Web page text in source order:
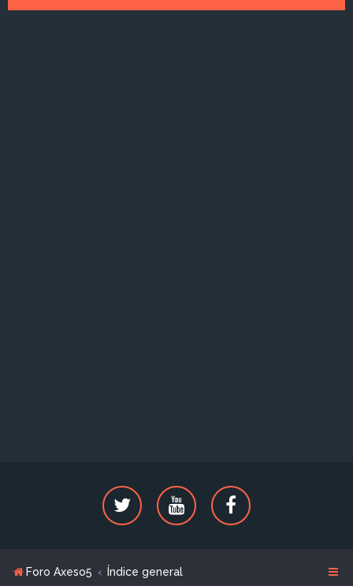
Foro Axeso5 Índice general